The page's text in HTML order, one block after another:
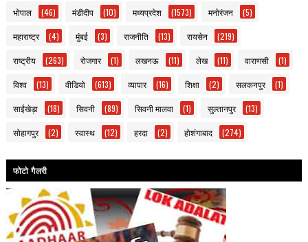
भोपाल (46) मंडीदीप (10) मध्यप्रदेश (1573) मनोरंजन (5)
महाराष्ट्र (4) मुंबई (3) राजनीति (13) रायसेन (219)
राष्ट्रीय (263) रोजगार (1) लखनऊ (11) लेख (11) वाराणसी (1)
विश्व (13) वीडियो (613) व्यापार (16) शिक्षा (2) सलकनपुर (1)
साईंखेड़ा (18) सिवनी (89) सिवनी मालवा (1) सुल्तानपुर (13)
सोहागपुर (2) स्वास्थ (12) हरदा (2) होशंगाबाद (274)
फोटो गैलरी